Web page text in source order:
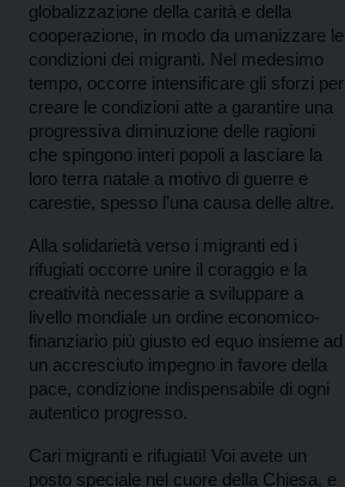
globalizzazione della carità e della
cooperazione, in modo da umanizzare le
condizioni dei migranti. Nel medesimo
tempo, occorre intensificare gli sforzi per
creare le condizioni atte a garantire una
progressiva diminuzione delle ragioni
che spingono interi popoli a lasciare la
loro terra natale a motivo di guerre e
carestie, spesso l’una causa delle altre.
Alla solidarietà verso i migranti ed i
rifugiati occorre unire il coraggio e la
creatività necessarie a sviluppare a
livello mondiale un ordine economico-
finanziario più giusto ed equo insieme ad
un accresciuto impegno in favore della
pace, condizione indispensabile di ogni
autentico progresso.
Cari migranti e rifugiati! Voi avete un
posto speciale nel cuore della Chiesa, e